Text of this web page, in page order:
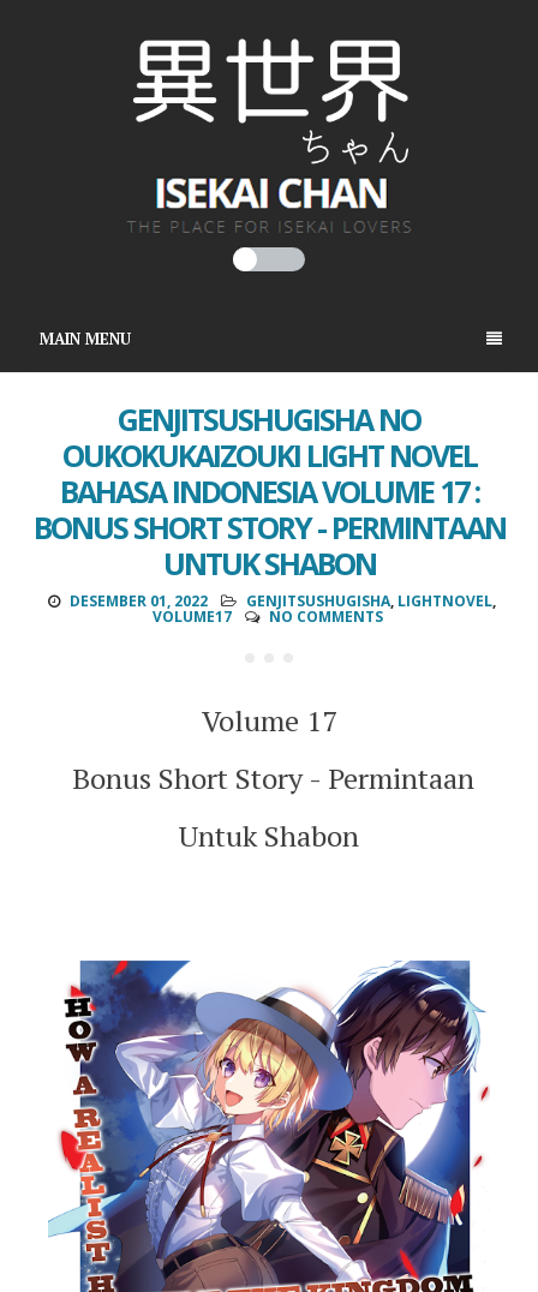
MAIN MENU
GENJITSUSHUGISHA NO
OUKOKUKAIZOUKI LIGHT NOVEL
BAHASA INDONESIA VOLUME 17 :
BONUS SHORT STORY - PERMINTAAN
UNTUK SHABON
DESEMBER 01, 2022 GENJITSUSHUGISHA, LIGHTNOVEL,
VOLUME17 NO COMMENTS
Volume 17
Bonus Short Story - Permintaan
Untuk Shabon